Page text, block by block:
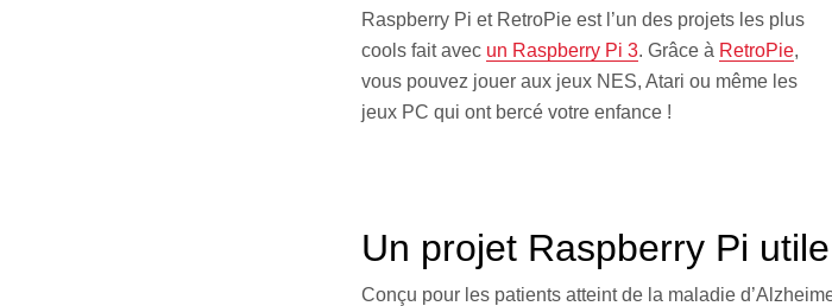
Raspberry Pi et RetroPie est l’un des projets les plus
cools fait avec un Raspberry Pi 3. Grâce à RetroPie,
vous pouvez jouer aux jeux NES, Atari ou même les
jeux PC qui ont bercé votre enfance !
Un projet Raspberry Pi
Conçu pour les patients atteint de la maladie